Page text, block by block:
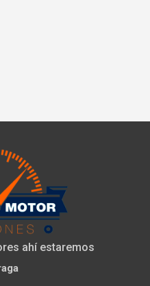
ahí estaremos